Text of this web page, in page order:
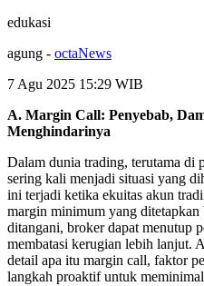
edukasi
agung - octaNews
7 Agu 2025 15:29 WIB
A. Margin Call: Penyebab,
Menghindarinya
Dalam dunia trading, terutama di
sering kali menjadi situasi yang
ini terjadi ketika ekuitas akun
margin minimum yang ditetapkan
ditangani, broker dapat menutup
membatasi kerugian lebih lanjut.
detail apa itu margin call, faktor
langkah proaktif untuk